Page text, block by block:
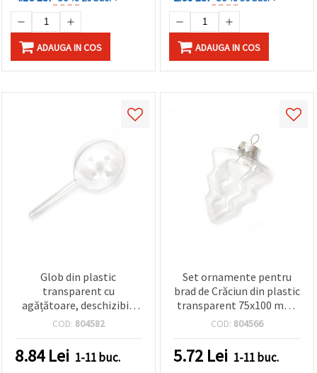
ADAUGA IN COS ADAUGA IN COS
Glob din plastic
transparent cu
agățătoare, deschizibil,
Ø100 mm
COD: 804582
8.84Lei 1-11 buc.
Set ornamente pentru
brad de Crăciun din plastic
transparent 75x100 mm,
cu capac metalic și
COD: 804566
5.72 Lei 1-11 buc.